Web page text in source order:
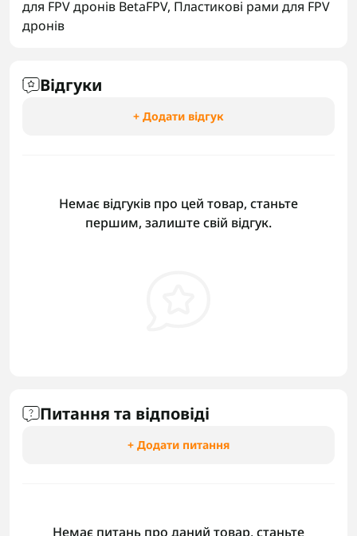
для FPV дронів BetaFPV, Пластикові рами для FPV
дронів
Відгуки
+ Додати відгук
Немає відгуків про цей товар, станьте
першим, залиште свій відгук.
Питання та відповіді
+ Додати питання
Немає питань про даний товар, станьте